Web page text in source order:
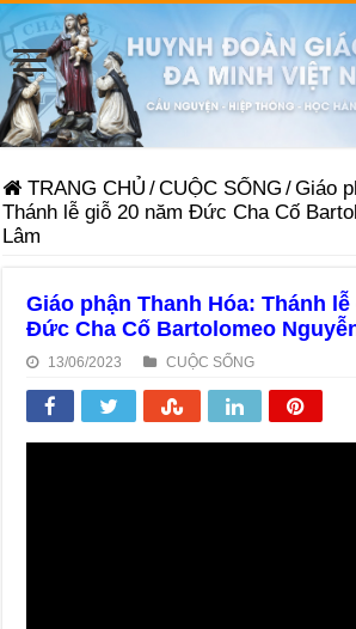
TRANG CHỦ /CUỘC SỐNG /Giáo
Thánh lễ giỗ 20 năm Đức Cha Cố
Lâm
Giáo phận Thanh Hóa: Thánh lễ
Đức Cha Cố Bartolomeo
13/06/2023 CUỘC SỐNG